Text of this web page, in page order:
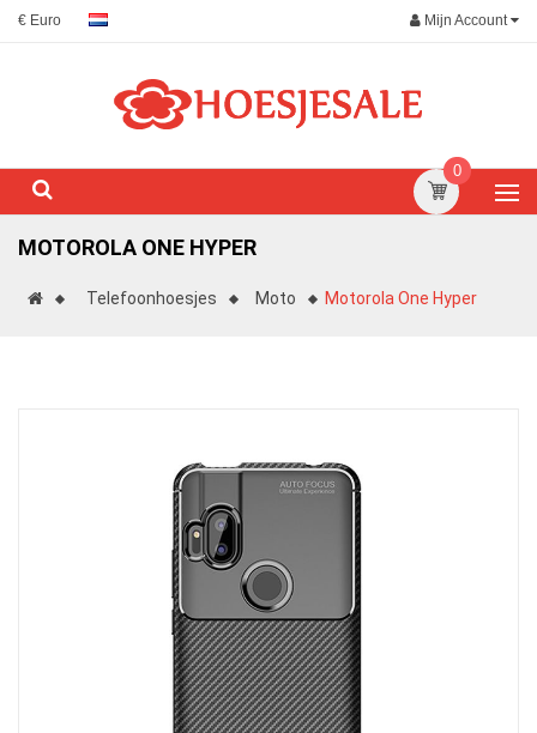
€ Euro Mijn Account
0
MOTOROLA ONE HYPER
Telefoonhoesjes Moto Motorola One Hyper